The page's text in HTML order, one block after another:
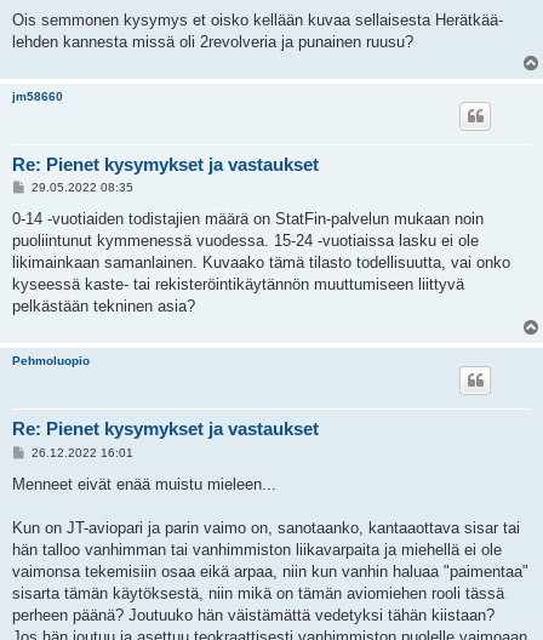
i
Ois semmonen kysymys et oisko kellään kuvaa sellaisesta Herätkää-
lehden kannesta missä oli 2revolveria ja punainen ruusu?
jm58660
Re: Pienet kysymykset ja vastaukset
V
e
t
i
29.05.2022 08:35
0-14 -vuotiaiden todistajien määrä on StatFin-palvelun mukaan noin
puoliintunut kymmenessä vuodessa. 15-24 -vuotiaissa lasku ei ole
likimainkaan samanlainen. Kuvaako tämä tilasto todellisuutta, vai onko
kyseessä kaste- tai rekisteröintikäytännön muuttumiseen liittyvä
pelkästään tekninen asia?
Pehmoluopio
Re: Pienet kysymykset ja vastaukset
V
e
26.12.2022 16:01
Menneet eivät enää muistu mieleen...
Kun on JT-aviopari ja parin vaimo on, sanotaanko, kantaaottava sisar tai
hän talloo vanhimman tai vanhimmiston liikavarpaita ja miehellä ei ole
vaimonsa tekemisiin osaa eikä arpaa, niin kun vanhin haluaa "paimentaa"
sisarta tämän käytöksestä, niin mikä on tämän aviomiehen rooli tässä
perheen päänä? Joutuuko hän väistämättä vedetyksi tähän kiistaan?